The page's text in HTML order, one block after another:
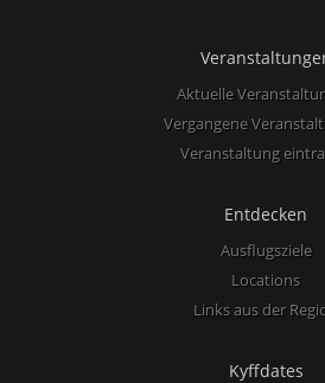
Aktuelle
Vergangene
Veranstaltung
Entdecken
Ausflugsziele
Locations
Links aus der
Kyffdates